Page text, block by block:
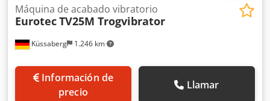
Küssaberg 1.246 km
Máquina de acabado vibratorio
EurotecTV25M Trogvibrator
Información de
precio
Llamar